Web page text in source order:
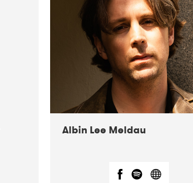
07-2018 Márkomeannu
Albin Lee Meldau